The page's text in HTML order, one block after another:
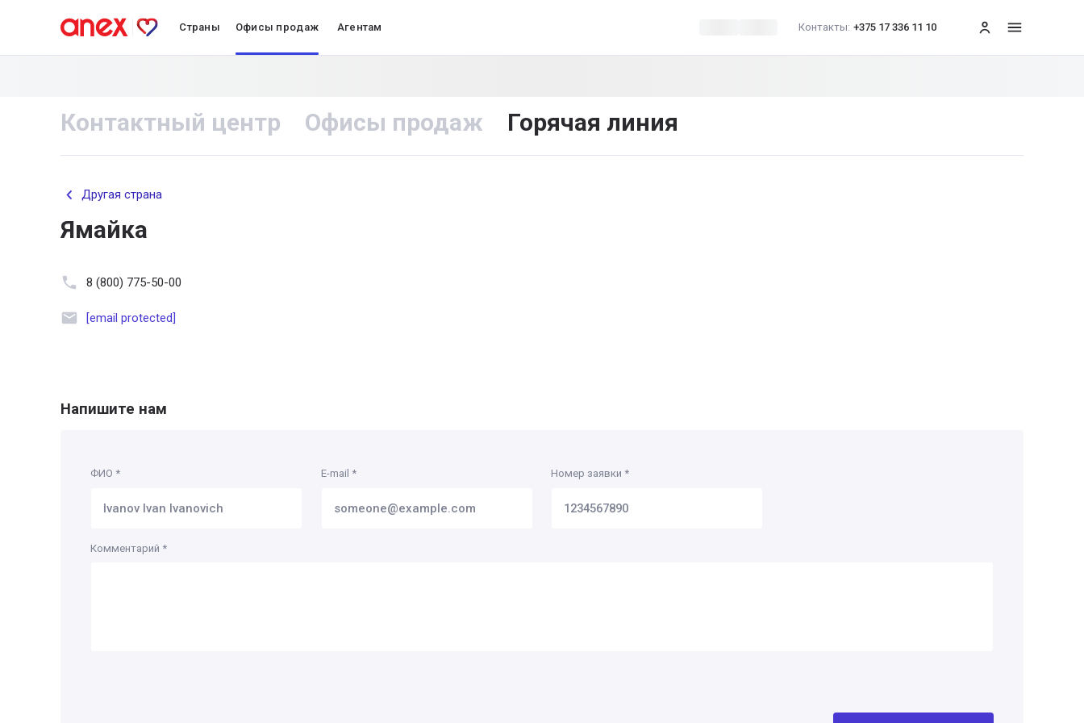
Страны Офисы продаж Агентам Контакты: +375 17 336 11 10 меню
Контактный центр Офисы продаж Горячая линия
Другая страна
Ямайка
8 (800) 775-50-00
[email protected]
Напишите нам
ФИО * E-mail * Номер заявки *
Комментарий *